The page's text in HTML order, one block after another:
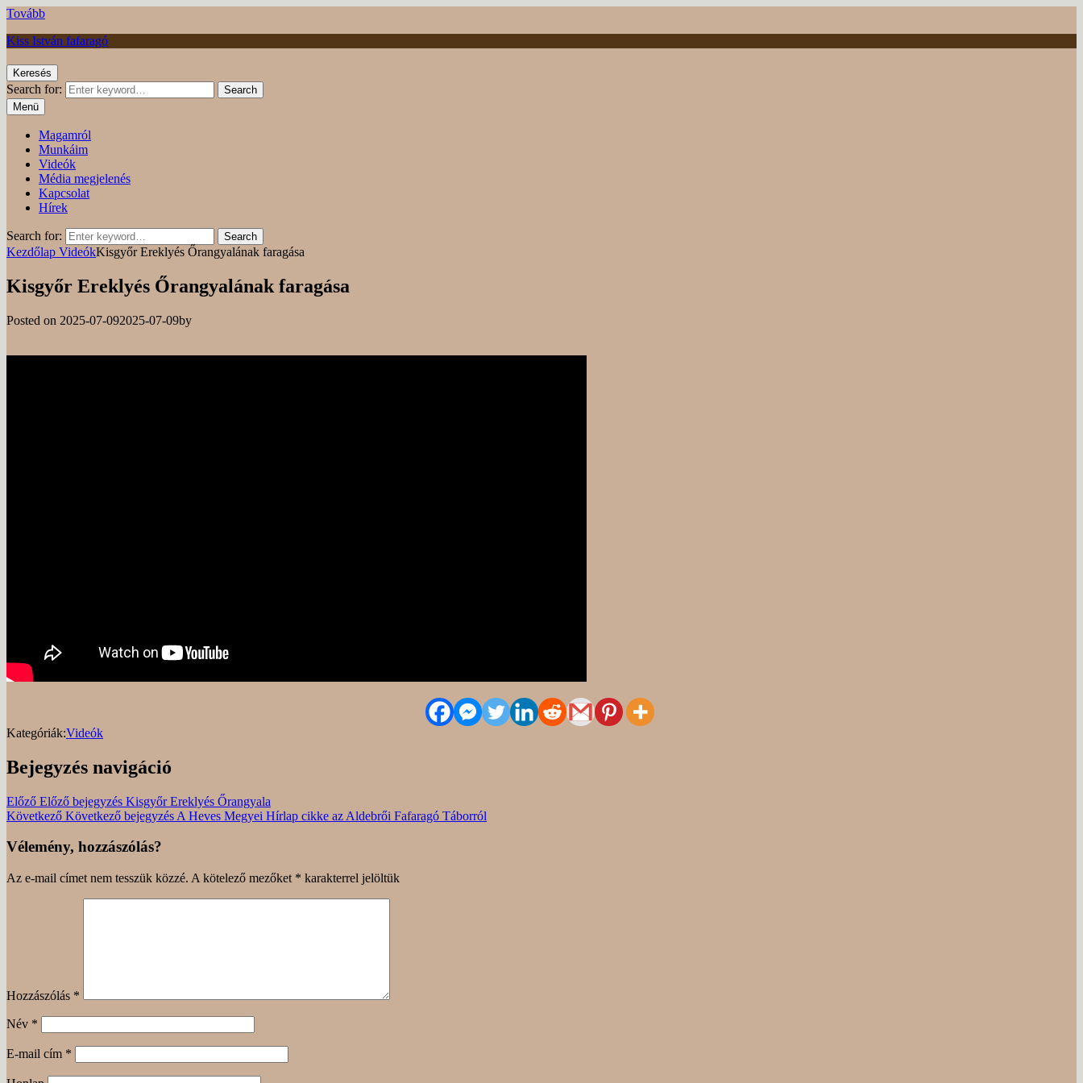
Tovább
Kiss István fafaragó
Keresés
Search for:
Search
Menü
Magamról
Munkáim
Videók
Média megjelenés
Kapcsolat
Hírek
Search for: Search
Kezdőlap VideókKisgyőr Ereklyés Őrangyalának faragása
Kisgyőr Ereklyés Őrangyalának faragása
Posted on 2025-07-092025-07-09by
Kategóriák:Videók
Bejegyzés navigáció
Előző Előző bejegyzés Kisgyőr Ereklyés Őrangyala
Következő Következő bejegyzés A Heves Megyei Hírlap cikke az Aldebrői Fafaragó Táborról
Vélemény, hozzászólás?
Az e-mail címet nem tesszük közzé. A kötelező mezőket * karakterrel jelöltük
Hozzászólás *
Név *
E-mail cím *